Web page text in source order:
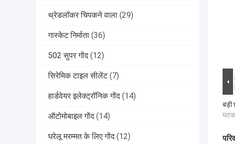
थ्रेडलॉकर चिपकने वाला (29)
गास्केट निर्माता (36)
502 सुपर गोंद (12)
सिरेमिक टाइल सीलेंट (7)
हार्डवेयर इलेक्ट्रॉनिक गोंद (14)
ऑटोमोबाइल गोंद (14)
घरेलू मरम्मत के लिए गोंद (12)
बड़ी
घटक